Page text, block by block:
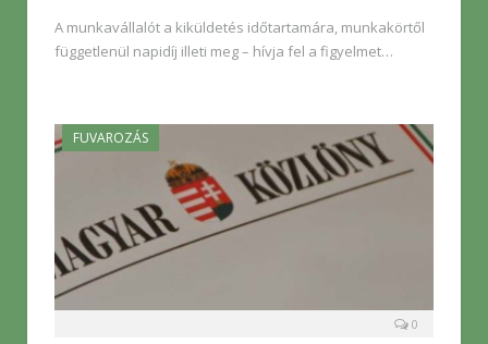
A munkavállalót a kiküldetés időtartamára, munkakörtől
függetlenül napidíj illeti meg – hívja fel a figyelmet…
FUVAROZÁS
0